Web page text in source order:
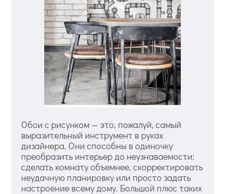
Обои с рисунком — это, пожалуй, самый
выразительный инструмент в руках
дизайнера. Они способны в одиночку
преобразить интерьер до неузнаваемости:
сделать комнату объемнее, скорректировать
неудачную планировку или просто задать
настроение всему дому. Большой плюс таких